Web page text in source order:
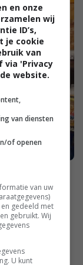
wasgoed
ruiken.
en onze
wij
ID’s,
je cookie
van
via 'Privacy
website.
van diensten
of openen
van uw
gedeeld met
gebruikt. Wij
U kunt